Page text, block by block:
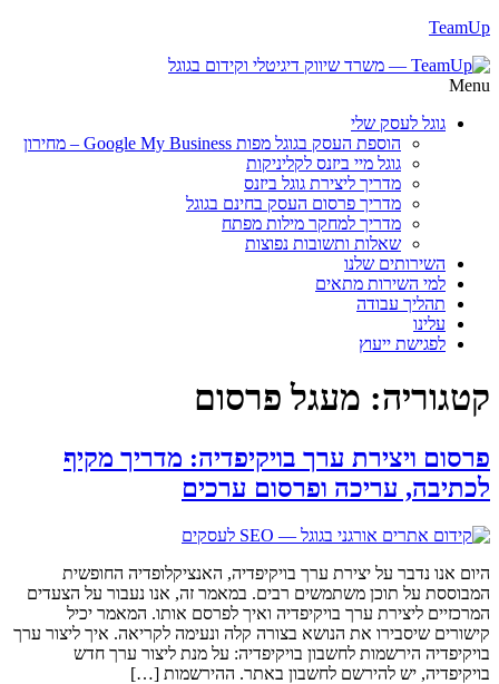
TeamUp
Menu
גוגל לעסק שלי
הוספת העסק בגוגל מפות Google My Business – מחירון
גוגל מיי ביזנס לקליניקות
מדריך ליצירת גוגל ביזנס
מדריך פרסום העסק בחינם בגוגל
מדריך למחקר מילות מפתח
שאלות ותשובות נפוצות
השירותים שלנו
למי השירות מתאים
תהליך עבודה
עלינו
לפגישת ייעוץ
קטגוריה: מעגל פרסום
פרסום ויצירת ערך בויקיפדיה: מדריך מקיף
לכתיבה, עריכה ופרסום ערכים
היום אנו נדבר על יצירת ערך בויקיפדיה, האנציקלופדיה החופשית
המבוססת על תוכן משתמשים רבים. במאמר זה, אנו נעבור על הצעדים
המרכזיים ליצירת ערך בויקיפדיה ואיך לפרסם אותו. המאמר יכיל
קישורים שיסבירו את הנושא בצורה קלה ונעימה לקריאה. איך ליצור ערך
בויקיפדיה הירשמות לחשבון בויקיפדיה: על מנת ליצור ערך חדש
בויקיפדיה, יש להירשם לחשבון באתר. ההירשמות […]